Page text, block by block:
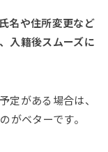
名や住所変更など
入籍後スムーズに
定がある場合は、
がベターです。